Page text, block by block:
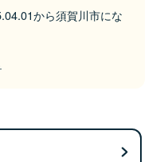
から須賀川市にな